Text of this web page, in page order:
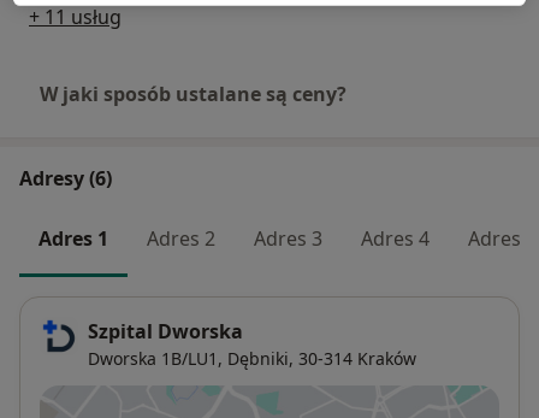
+ 11 usług
W jaki sposób ustalane są ceny?
Adresy (6)
Adres 1 Adres 2 Adres 3 Adres 4 Adres 5
Szpital Dworska
Dworska 1B/LU1, Dębniki, 30-314 Kraków